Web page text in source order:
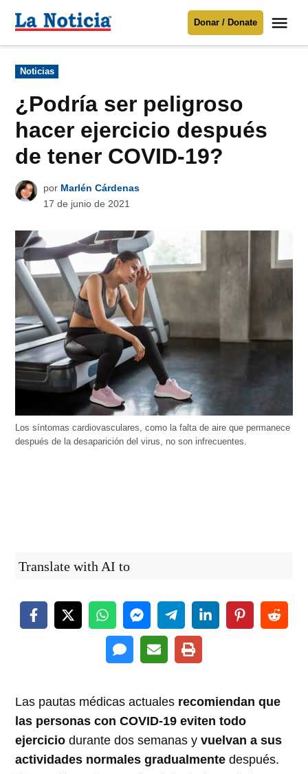
Para mantenerte informado necesitamos
Donar
contenido
Noticia
Donar / Donate
Publicado
en
Noticias
¿Podría ser peligroso
hacer ejercicio después
de tener COVID-19?
por Marlén Cárdenas
17 de junio de 2021
Los síntomas cardiovasculares, como la falta de aire que permanece
después de la desaparición del virus, no son infrecuentes.
Translate with AI to
Las pautas médicas actuales recomiendan que
las personas con COVID-19 eviten todo
ejerciciodurante dos semanas yvuelvan a sus
actividades normales gradualmentedespués.